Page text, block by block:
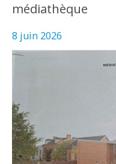
médiathèque
8 juin 2026